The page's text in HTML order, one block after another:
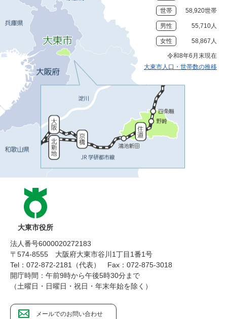
世帯 58,920世帯
男性 55,710人
女性 58,867人
令和8年6月末現在
大東市人口・世帯数の推移
大東市役所
法人番号6000020272183
〒574-8555 大阪府大東市谷川1丁目1番1号
Tel：072-872-2181（代表）
Fax：072-875-3018
開庁時間：午前9時から午後5時30分まで
（土曜日・日曜日・祝日・年末年始を除く）
メールでのお問い合わせ